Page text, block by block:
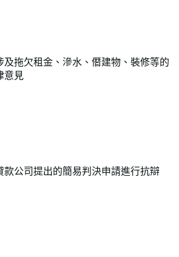
及拖欠租金、滲水、僭建物、裝修等的
意見
款公司提出的簡易判決申請進行抗辯